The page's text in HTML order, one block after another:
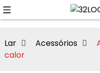
Lar Acessórios
calor